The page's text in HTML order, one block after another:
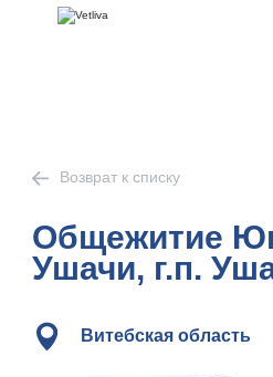
Возврат к списку
Общежитие
Ушачи, г.п.
Витебская область